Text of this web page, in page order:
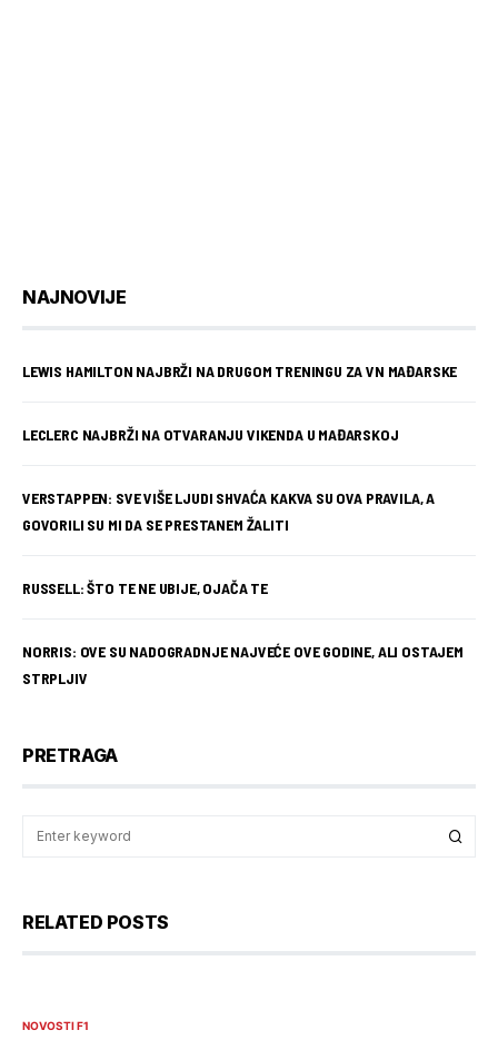
NAJNOVIJE
LEWIS HAMILTON NAJBRŽI NA DRUGOM TRENINGU ZA VN MAĐARSKE
LECLERC NAJBRŽI NA OTVARANJU VIKENDA U MAĐARSKOJ
VERSTAPPEN: SVE VIŠE LJUDI SHVAĆA KAKVA SU OVA PRAVILA, A
GOVORILI SU MI DA SE PRESTANEM ŽALITI
RUSSELL: ŠTO TE NE UBIJE, OJAČA TE
NORRIS: OVE SU NADOGRADNJE NAJVEĆE OVE GODINE, ALI OSTAJEM
STRPLJIV
PRETRAGA
RELATED POSTS
NOVOSTI F1